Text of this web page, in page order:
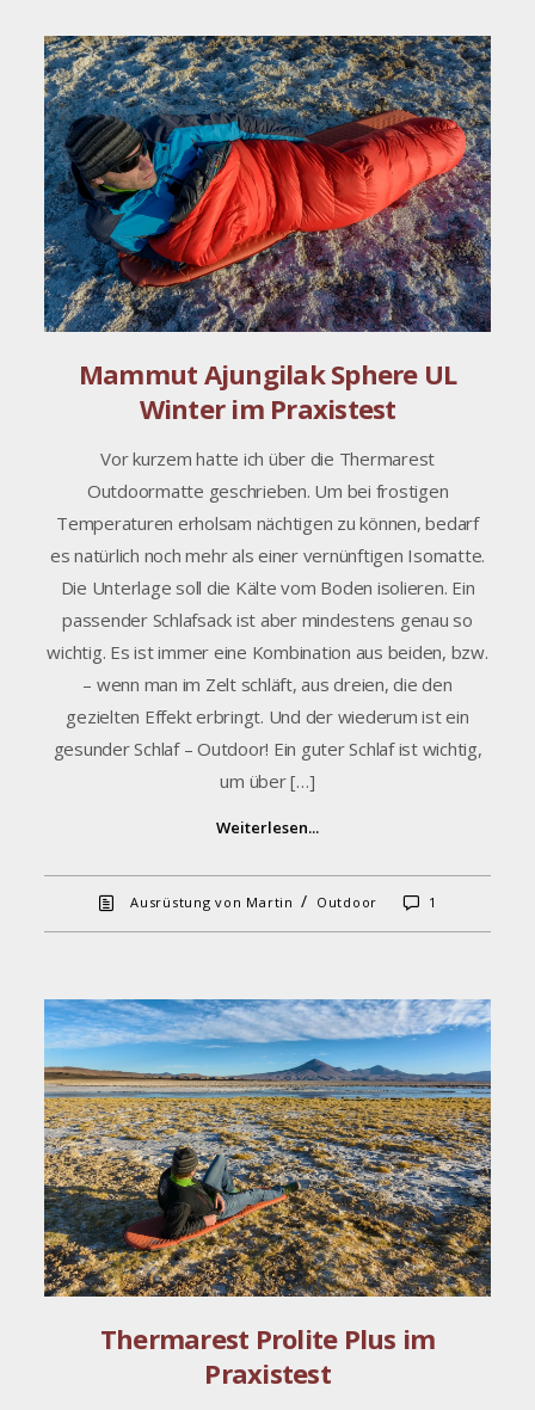
Mammut Ajungilak Sphere UL
Winter im Praxistest
Vor kurzem hatte ich über die Thermarest
Outdoormatte geschrieben. Um bei frostigen
Temperaturen erholsam nächtigen zu können, bedarf
es natürlich noch mehr als einer vernünftigen Isomatte.
Die Unterlage soll die Kälte vom Boden isolieren. Ein
passender Schlafsack ist aber mindestens genau so
wichtig. Es ist immer eine Kombination aus beiden, bzw.
– wenn man im Zelt schläft, aus dreien, die den
gezielten Effekt erbringt. Und der wiederum ist ein
gesunder Schlaf – Outdoor! Ein guter Schlaf ist wichtig,
um über […]
Weiterlesen...
Ausrüstung von Martin / Outdoor 1
Thermarest Prolite Plus im
Praxistest